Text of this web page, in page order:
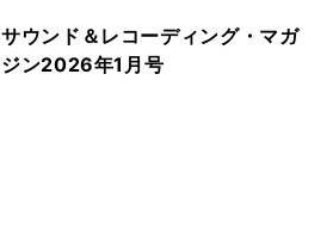
サウンド＆レコーディング・マガ
ジン2026年1月号